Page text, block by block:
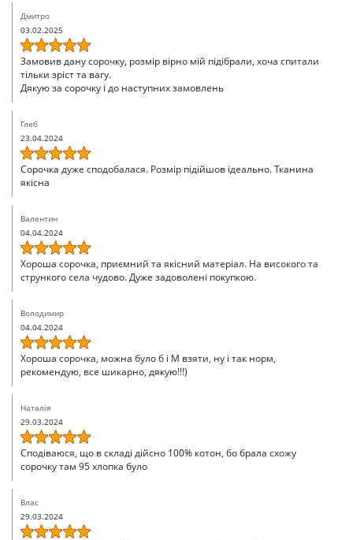
Дмитро
03.02.2025
Замовив дану сорочку, розмір вірно мій підібрали, хоча спитали
тільки зріст та вагу.
Дякую за сорочку і до наступних замовлень
Глеб
23.04.2024
Сорочка дуже сподобалася. Розмір підійшов ідеально. Тканина
якісна
Валентин
04.04.2024
Хороша сорочка, приємний та якісний матеріал. На високого та
стрункого села чудово. Дуже задоволені покупкою.
Володимир
04.04.2024
Хороша сорочка, можна було б і М взяти, ну і так норм,
рекомендую, все шикарно, дякую!!!)
Наталія
29.03.2024
Сподіваюся, що в складі дійсно 100% котон, бо брала схожу
сорочку там 95 хлопка було
Влас
29.03.2024